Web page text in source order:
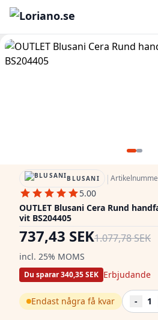
BLUSANI |
5.00
OUTLET Blusani Cera Rund
vit BS204405
737,43 SEK1.077,78 SEK
incl. 25% MOMS
Du sparar 340,35 SEK Erbjudande
Endast några få kvar - 1